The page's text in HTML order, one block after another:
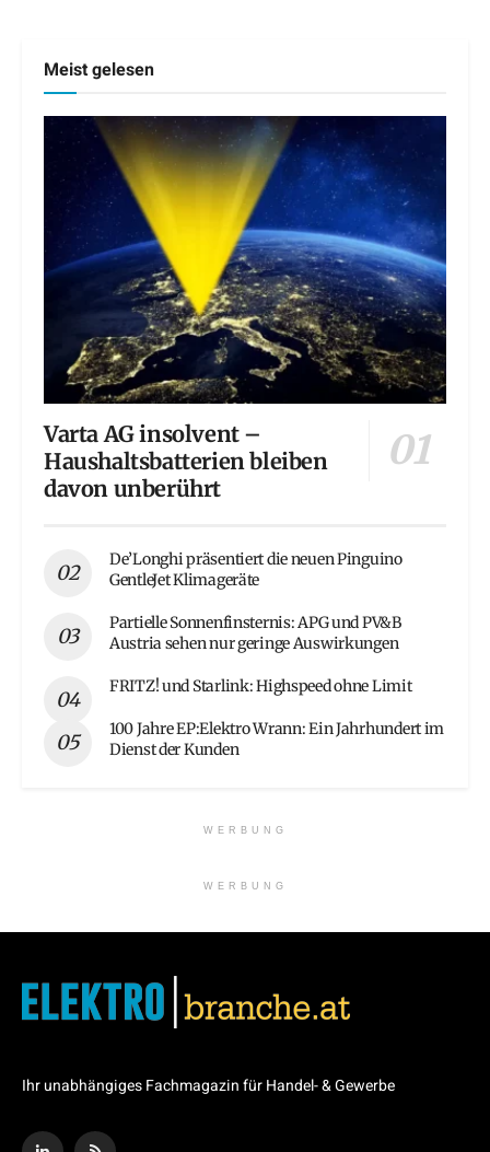
Meist gelesen
Varta AG insolvent –
Haushaltsbatterien bleiben
davon unberührt
De’Longhi präsentiert die neuen Pinguino
GentleJet Klimageräte
Partielle Sonnenfinsternis: APG und PV&B
Austria sehen nur geringe Auswirkungen
FRITZ! und Starlink: Highspeed ohne Limit
100 Jahre EP:Elektro Wrann: Ein Jahrhundert im
Dienst der Kunden
WERBUNG
WERBUNG
Ihr unabhängiges Fachmagazin für Handel- & Gewerbe